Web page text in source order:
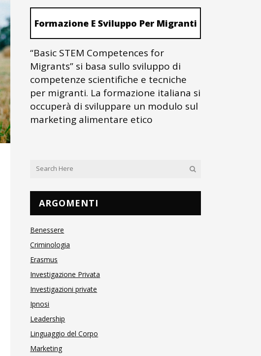
Formazione E Sviluppo Per Migranti
“Basic STEM Competences for
Migrants” si basa sullo sviluppo di
competenze scientifiche e tecniche
per migranti. La formazione italiana si
occuperà di sviluppare un modulo sul
marketing alimentare etico
ARGOMENTI
Benessere
Criminologia
Erasmus
Investigazione Privata
Investigazioni private
Ipnosi
Leadership
Linguaggio del Corpo
Marketing